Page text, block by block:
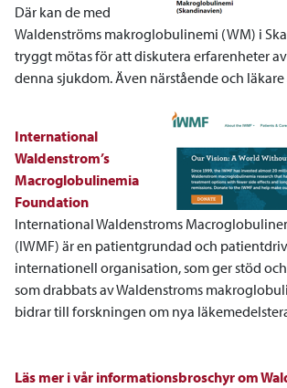
Där kan de med
Waldenströms makroglobulinemi (WM) i
tryggt mötas för att diskutera erfarenheter
denna sjukdom. Även närstående och
International
Waldenstrom’s
Macroglobulinemia
Foundation
International Waldenstroms
(IWMF) är en patientgrundad och
internationell organisation, som ger stöd
som drabbats av Waldenstroms
bidrar till forskningen om nya
Läs mer i vår informationsbroschyr om